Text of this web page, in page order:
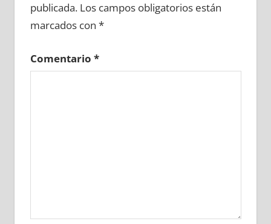
publicada. Los campos obligatorios están
marcados con *
Comentario *